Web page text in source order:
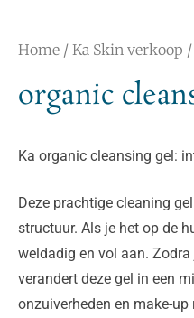
Home / Ka Skin verkoop
organic
Ka organic cleansing gel:
Deze prachtige cleaning
structuur. Als je het op de
weldadig en vol aan.
verandert deze gel in een
onzuiverheden en make-